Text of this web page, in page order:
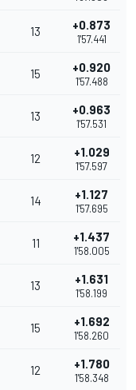
13 +0.873
1'57.441
15 +0.920
1'57.488
13 +0.963
1'57.531
12 +1.029
1'57.597
14 +1.127
1'57.695
11 +1.437
1'58.005
13 +1.631
1'58.199
15 +1.692
1'58.260
12 +1.780
1'58.348